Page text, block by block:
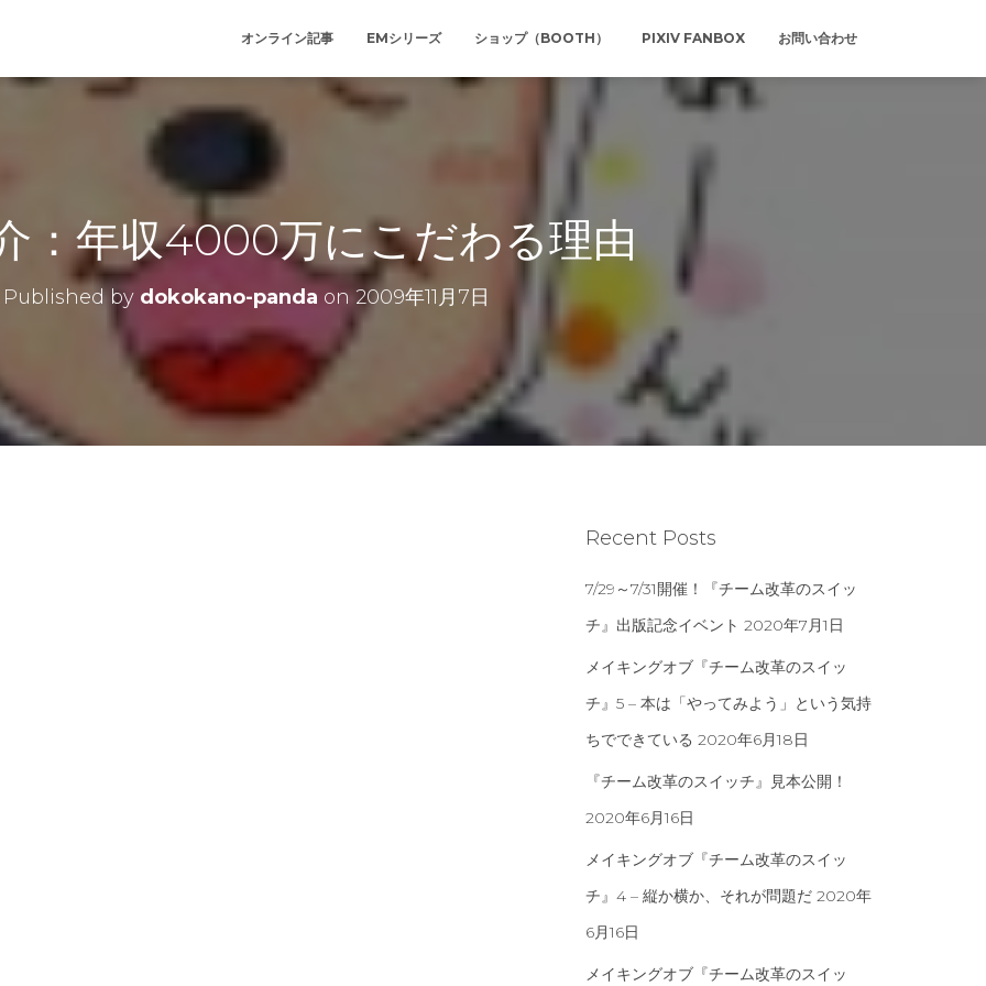
オンライン記事 EMシリーズ ショップ（BOOTH） PIXIV FANBOX お問い合わせ
：年収4000万にこだわる理由
Published by dokokano-panda on 2009年11月7日
Recent Posts
7/29～7/31開催！『チーム改革のスイッ
チ』出版記念イベント 2020年7月1日
メイキングオブ『チーム改革のスイッ
チ』5 – 本は「やってみよう」という気持
ちでできている 2020年6月18日
『チーム改革のスイッチ』見本公開！
2020年6月16日
メイキングオブ『チーム改革のスイッ
チ』4 – 縦か横か、それが問題だ 2020年
6月16日
メイキングオブ『チーム改革のスイッ